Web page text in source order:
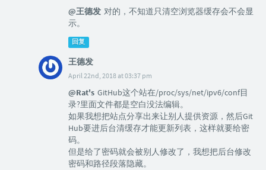
@王德发 对的，不知道只清空浏览器缓存会不会显
示。
回复
王德发
April 22nd, 2018 at 03:37 pm
@Rat's GitHub这个站在/proc/sys/net/ipv6/conf目
录?里面文件都是空白没法编辑。
如果我想把站点分享出来让别人提供资源，然后Git
Hub要进后台清缓存才能更新列表，这样就要给密
码。
但是给了密码就会被别人修改了，我想把后台修改
密码和路径段落隐藏。